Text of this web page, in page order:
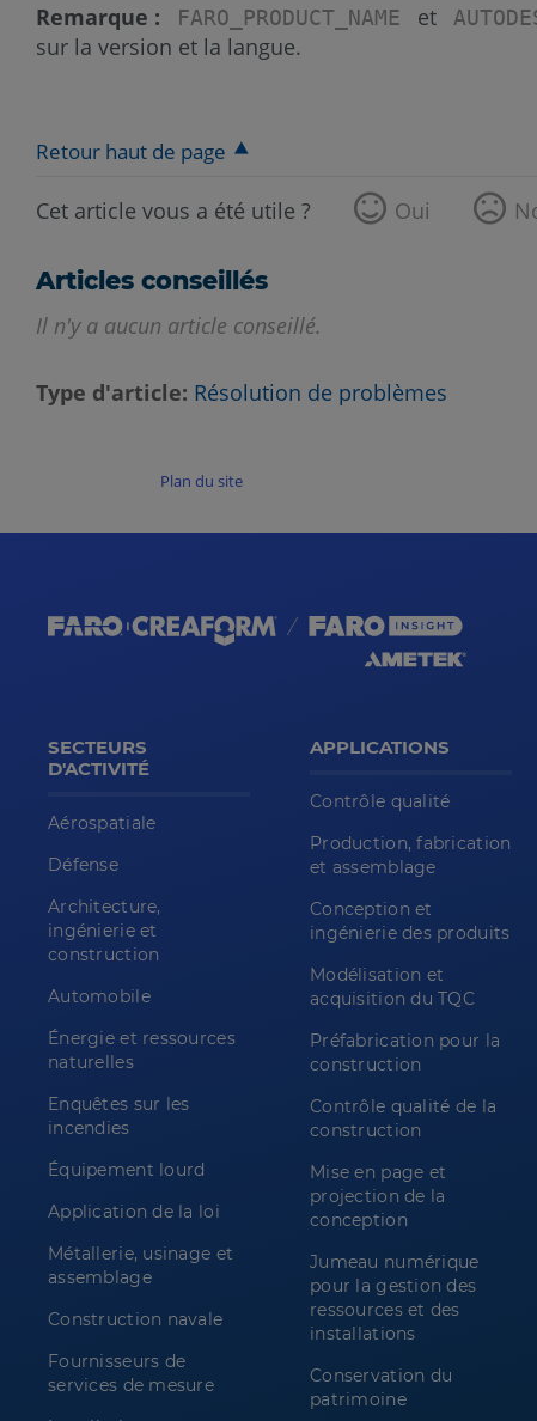
Remarque : FARO_PRODUCT_NAME et
sur la version et la langue.
Retour haut de page
Cet article vous a été utile ? Oui
Articles conseillés
Il n'y a aucun article conseillé.
Type d'article Résolution de problèmes
Plan du site
SECTEURS
D'ACTIVITÉ
Aérospatiale
Défense
Architecture,
ingénierie et
construction
Automobile
Énergie et ressources
naturelles
Enquêtes sur les
incendies
Équipement lourd
Application de la loi
Métallerie, usinage et
assemblage
Construction navale
Fournisseurs de
services de mesure
APPLICATIONS
Contrôle qualité
Production, fabrication
et assemblage
Conception et
ingénierie des produits
Modélisation et
acquisition du TQC
Préfabrication pour la
construction
Contrôle qualité de la
construction
Mise en page et
projection de la
conception
Jumeau numérique
pour la gestion des
ressources et des
installations
Conservation du
patrimoine